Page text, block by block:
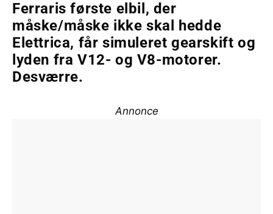
Ferraris første elbil, der
måske/måske ikke skal hedde
Elettrica, får simuleret gearskift og
lyden fra V12- og V8-motorer.
Desværre.
Annonce